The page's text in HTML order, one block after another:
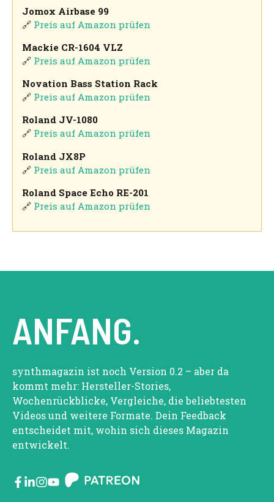
Jomox Airbase 99
🔗 Preis auf Amazon prüfen
Mackie CR-1604 VLZ
🔗 Preis auf Amazon prüfen
Novation Bass Station Rack
🔗 Preis auf Amazon prüfen
Roland JV-1080
🔗 Preis auf Amazon prüfen
Roland JX8P
🔗 Preis auf Amazon prüfen
Roland Space Echo RE-201
🔗 Preis auf Amazon prüfen
ANFANG.
synthmagazin ist noch Version 0.2 – aber da
kommt mehr: Hersteller-Stories,
Wochenrückblicke, Vergleiche, die beliebtesten
Videos und weitere Formate. Dein Feedback
entscheidet mit, wohin sich dieses Magazin
entwickelt.